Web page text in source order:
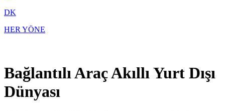
DK
HER YÖNE
Bağlantılı Araç Akıllı Yurt Dışı
Dünyası